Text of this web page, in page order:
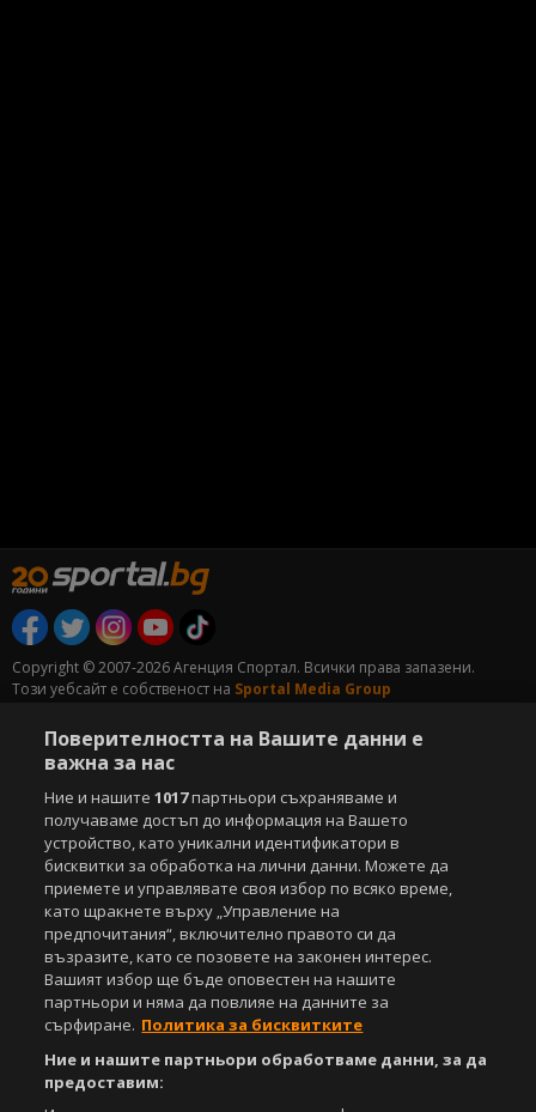
Copyright © 2007-2026 Агенция Спортал. Всички права запазени.
Този уебсайт е собственост на Sportal Media Group
За нас Екип За рекламa
Общи условия
Етични правила на НСС
Управление на предпочитания
Съдържанието на този уеб сайт и технологиите, използвани в него, са
под закрила на Закона за авторското право и сродните му права.
Всички статии, репортажи, интервюта и други текстови, графични и
видео материали, публикувани в сайта, са собственост на Агенция
Спортал, освен ако изрично е посочено друго. Допуска се
публикуване на текстови материали само след писмено съгласие на
Агенция Спортал, посочване на източника и добавяне на линк към
www.sportal.bg. Използването на графични и видео материали,
публикувани в сайта, е строго забранено. Нарушителите ще бъдат
санкционирани с цялата строгост на закона.
приложение за:
Поверителността на Вашите данни е
важна за нас
Ние и нашите1017партньори съхраняваме и
получаваме достъп до информация на Вашето
устройство, като уникални идентификатори в
бисквитки за обработка на лични данни. Можете да
приемете и управлявате своя избор по всяко време,
като щракнете върху „Управление на
предпочитания“, включително правото си да
възразите, като се позовете на законен интерес.
Вашият избор ще бъде оповестен на нашите
партньори и няма да повлияе на данните за
сърфиране. Политика за бисквитките
Ние и нашите партньори обработваме данни, за да
предоставим: